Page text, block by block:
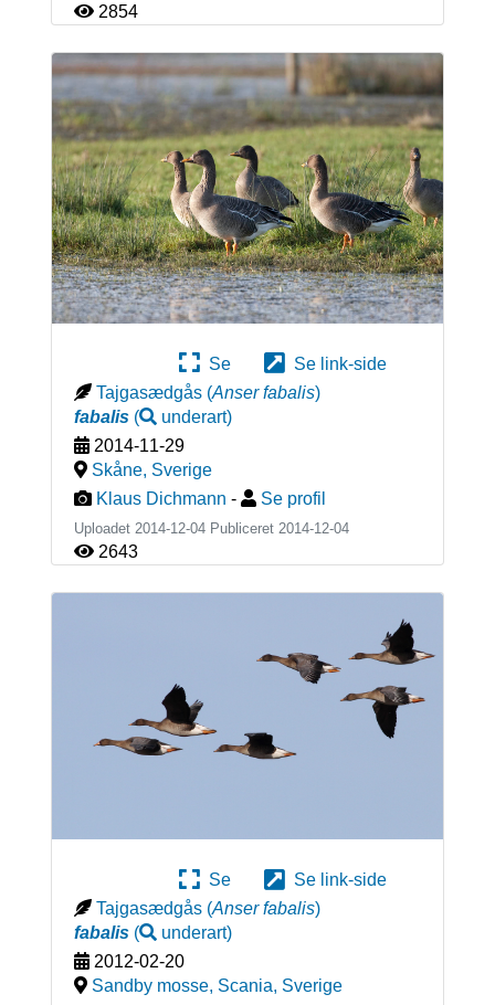
2854
Se
Se link-side
Tajgasædgås (Anser fabalis)
fabalis( underart)
2014-11-29
Skåne, Sverige
Klaus Dichmann - Se profil
Uploadet 2014-12-04 Publiceret 2014-12-04
2643
Se
Se link-side
Tajgasædgås (Anser fabalis)
fabalis( underart)
2012-02-20
Sandby mosse, Scania, Sverige